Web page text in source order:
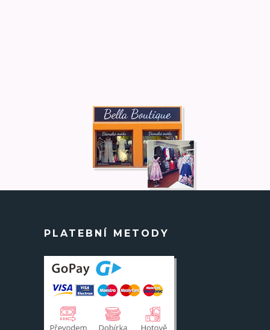
PLATEBNÍ METODY